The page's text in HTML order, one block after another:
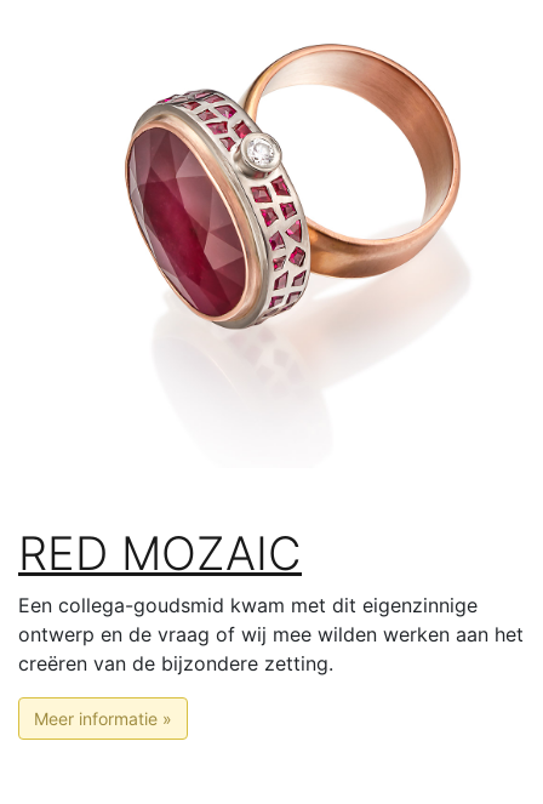
RED MOZAIC
Een collega-goudsmid kwam met dit eigenzinnige
ontwerp en de vraag of wij mee wilden werken aan het
creëren van de bijzondere zetting.
Meer informatie »